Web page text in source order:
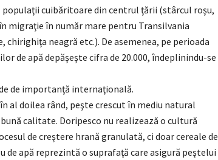
populaţii cuibăritoare din centrul ţării (stârcul roşu,
migraţie în număr mare pentru Transilvania
neagră etc.). De asemenea, pe perioada
de apă depăşeşte cifra de 20.000, îndeplinindu-se
de importanţă internaţională.
al doilea rând, peşte crescut în mediu natural
calitate. Doripesco nu realizează o cultură
de creştere hrană granulată, ci doar cereale de
de apă reprezintă o suprafaţă care asigură peştelui